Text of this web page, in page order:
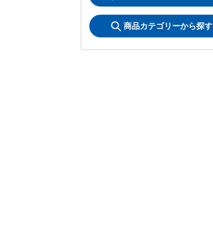
商品カテゴリーから探す